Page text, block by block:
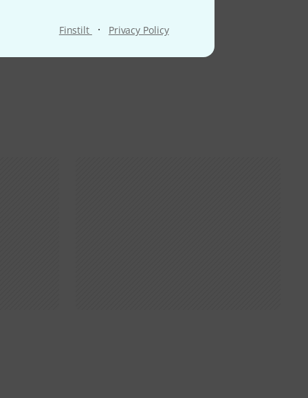
Finstilt · Privacy Policy